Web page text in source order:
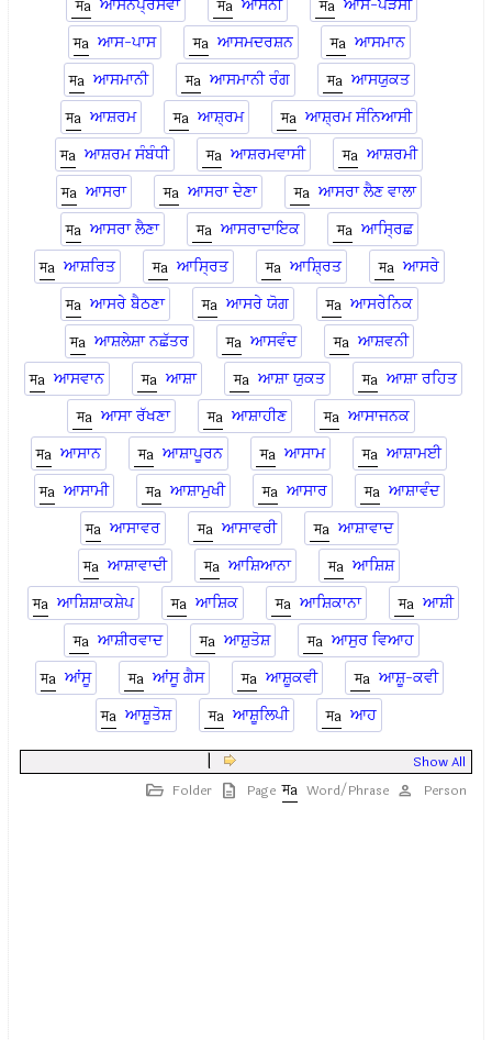
ਆਸਨਪ੍ਰਸਵਾ ਆਸਨੀ
ਆਸ-ਪੜੋਸੀ
ਆਸ-ਪਾਸ
ਆਸਮਦਰਸ਼ਨ
ਆਸਮਾਨ
ਆਸਮਾਨੀ
ਆਸਮਾਨੀ ਰੰਗ
ਆਸਯੁਕਤ
ਆਸ਼ਰਮ
ਆਸ਼੍ਰਮ
ਆਸ਼੍ਰਮ ਸੰਨਿਆਸੀ
ਆਸ਼ਰਮ ਸੰਬੰਧੀ
ਆਸ਼ਰਮਵਾਸੀ
ਆਸ਼ਰਮੀ
ਆਸਰਾ
ਆਸਰਾ ਦੇਣਾ
ਆਸਰਾ ਲੈਣ ਵਾਲਾ
ਆਸਰਾ ਲੈਣਾ
ਆਸਰਾਦਾਇਕ
ਆਸ੍ਰਿਛ
ਆਸ਼ਰਿਤ
ਆਸ੍ਰਿਤ ਆਸ਼੍ਰਿਤ
ਆਸਰੇ
ਆਸਰੇ ਬੈਠਣਾ
ਆਸਰੇ ਯੋਗ
ਆਸਰੇਨਿਕ
ਆਸ਼ਲੇਸ਼ਾ ਨਛੱਤਰ
ਆਸਵੰਦ
ਆਸ਼ਵਨੀ
ਆਸਵਾਨ
ਆਸ਼ਾ ਆਸ਼ਾ ਯੁਕਤ
ਆਸ਼ਾ ਰਹਿਤ
ਆਸਾ ਰੱਖਣਾ
ਆਸ਼ਾਹੀਣ
ਆਸਾਜਨਕ
ਆਸਾਨ
ਆਸ਼ਾਪੂਰਨ ਆਸਾਮ
ਆਸ਼ਾਮਈ
ਆਸਾਮੀ
ਆਸ਼ਾਮੁਖੀ ਆਸਾਰ
ਆਸ਼ਾਵੰਦ
ਆਸਾਵਰ
ਆਸਾਵਰੀ
ਆਸ਼ਾਵਾਦ
ਆਸ਼ਾਵਾਦੀ
ਆਸ਼ਿਆਨਾ
ਆਸ਼ਿਸ਼
ਆਸ਼ਿਸ਼ਾਕਸ਼ੇਪ
ਆਸ਼ਿਕ ਆਸ਼ਿਕਾਨਾ
ਆਸ਼ੀ
ਆਸ਼ੀਰਵਾਦ
ਆਸ਼ੁਤੋਸ਼
ਆਸੁਰ ਵਿਆਹ
ਆਂਸੂ
ਆਂਸੂ ਗੈਸ ਆਸ਼ੂਕਵੀ
ਆਸ਼ੂ-ਕਵੀ
ਆਸ਼ੂਤੋਸ਼
ਆਸ਼ੂਲਿਪੀ
ਆਹ
Show All
Folder
Page Word/Phrase Person